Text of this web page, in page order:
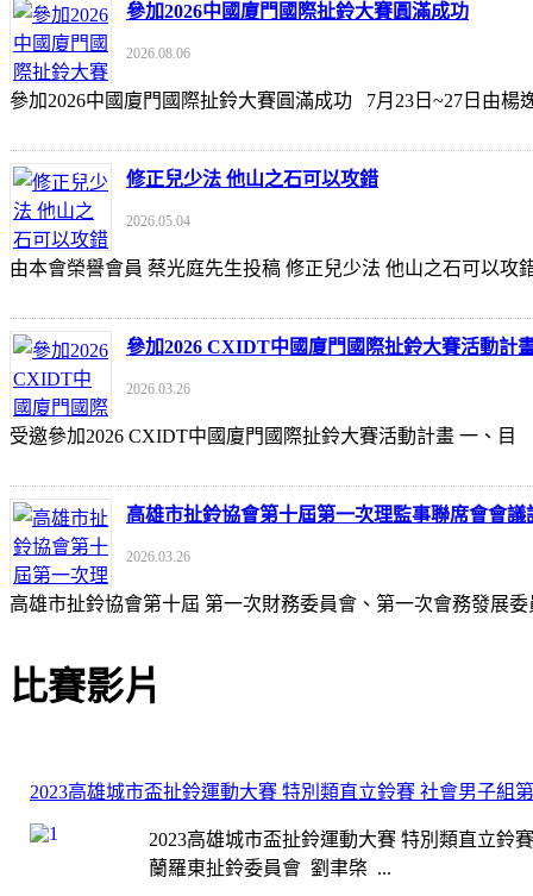
參加2026中國廈門國際扯鈴大賽圓滿成功
2026.08.06
參加2026中國廈門國際扯鈴大賽圓滿成功 7月23日~27日由
修正兒少法 他山之石可以攻錯
2026.05.04
由本會榮譽會員 蔡光庭先生投稿 修正兒少法 他山之石可以攻
參加2026 CXIDT中國廈門國際扯鈴大賽活動計
2026.03.26
受邀參加2026 CXIDT中國廈門國際扯鈴大賽活動計畫 一、
高雄市扯鈴協會第十屆第一次理監事聯席會會議
2026.03.26
高雄市扯鈴協會第十屆 第一次財務委員會、第一次會務發展
比賽影片
2023高雄城市盃扯鈴運動大賽 特別類直立鈴賽 社會男子組
2023高雄城市盃扯鈴運動大賽 特別類直立鈴
蘭羅東扯鈴委員會 劉聿棨 ...